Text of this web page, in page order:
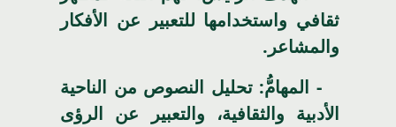
ثقافي واستخدامها للتعبير عن الأفكار
والمشاعر.
- المهامُّ: تحليل النصوص من الناحية
الأدبية والثقافية، والتعبير عن الرؤى